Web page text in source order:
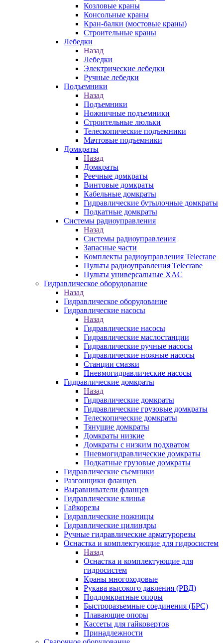
Козловые краны
Консольные краны
Кран-балки (мостовые краны)
Строительные краны
Лебедки
Назад
Лебедки
Электрические лебедки
Ручные лебедки
Подъемники
Назад
Подъемники
Ножничные подъемники
Строительные люльки
Телескопические подъемники
Мачтовые подъемники
Домкраты
Назад
Домкраты
Реечные домкраты
Винтовые домкраты
Кабельные домкраты
Гидравлические бутылочные домкраты
Подкатные домкраты
Системы радиоуправления
Назад
Системы радиоуправления
Запасные части
Комплекты радиоуправления Telecrane
Пульты радиоуправления Telecrane
Пульты универсальные XAC
Гидравлическое оборудование
Назад
Гидравлическое оборудование
Гидравлические насосы
Назад
Гидравлические насосы
Гидравлические маслостанции
Гидравлические ручные насосы
Гидравлические ножные насосы
Станции смазки
Пневмогидравлические насосы
Гидравлические домкраты
Назад
Гидравлические домкраты
Гидравлические грузовые домкраты
Телескопические домкраты
Тянущие домкраты
Домкраты низкие
Домкраты с низким подхватом
Пневмогидравлические домкраты
Подкатные грузовые домкраты
Гидравлические съемники
Разгонщики фланцев
Выравниватели фланцев
Гидравлические клинья
Гайкорезы
Гидравлические ножницы
Гидравлические цилиндры
Ручные гидравлические арматурорезы
Оснастка и комплектующие для гидросистем
Назад
Оснастка и комплектующие для
гидросистем
Краны многоходовые
Рукава высокого давления (РВД)
Поддомкратные опоры
Быстроразъемные соединения (БРС)
Плавающие опоры
Кассеты для гайковертов
Принадлежности